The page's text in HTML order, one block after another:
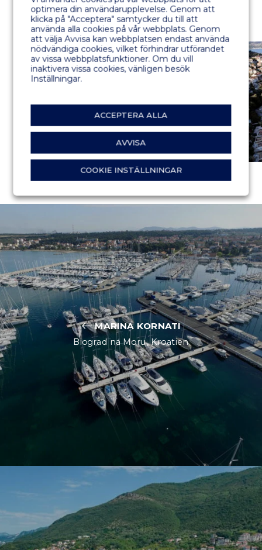
MARINA KORNATI
Biograd na Moru, Kroatien
optimera din användarupplevelse. Genom att
klicka på "Acceptera" samtycker du till att
använda alla cookies på vår webbplats. Genom
att välja Avvisa kan webbplatsen endast använda
nödvändiga cookies, vilket förhindrar utförandet
av vissa webbplatsfunktioner. Om du vill
inaktivera vissa cookies, vänligen besök
Inställningar.
ACCEPTERA ALLA
AVVISA
COOKIE INSTÄLLNINGAR